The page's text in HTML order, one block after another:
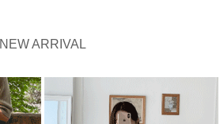
NEW ARRIVAL